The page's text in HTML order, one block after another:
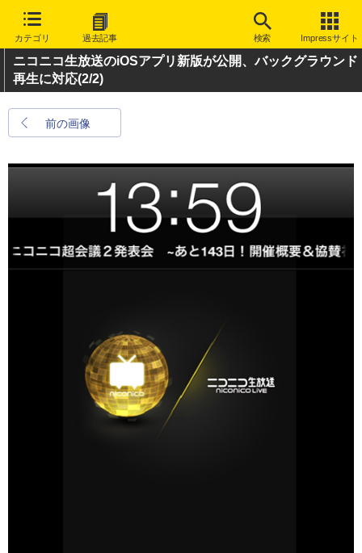
カテゴリ 過去記事 検索 Impressサイト
ニコニコ生放送のiOSアプリ新版が公開、バックグラウンド
再生に対応(2/2)
前の画像